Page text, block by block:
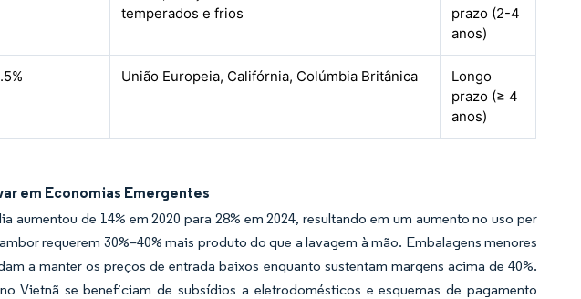
temperados e frios
prazo (2-4
anos)
União Europeia, Califórnia, Colúmbia Britânica
Longo
prazo (≥ 4
anos)
em Economias Emergentes
aumentou de 14% em 2020 para 28% em 2024, resultando em um aumento no uso per
requerem 30%–40% mais produto do que a lavagem à mão. Embalagens menores
a manter os preços de entrada baixos enquanto sustentam margens acima de 40%.
Vietnã se beneficiam de subsídios a eletrodomésticos e esquemas de pagamento